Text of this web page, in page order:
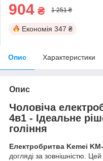
904 ₴ 1 251 ₴
Економія 347 ₴
Опис Характеристики
Опис
Чоловіча
4в1 - Ідеальне
гоління
Електробритва Kemei
догляді за зовнішністю.